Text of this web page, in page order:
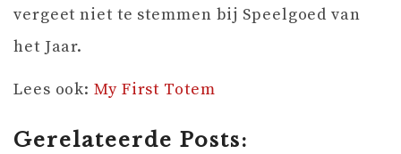
vergeet niet te stemmen bij Speelgoed van
het Jaar.
Lees ook:My First Totem
Gerelateerde Posts: